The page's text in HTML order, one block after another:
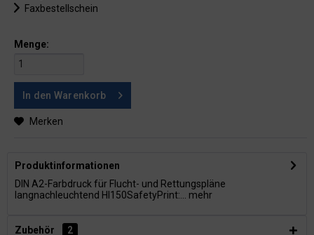
Faxbestellschein
Menge:
In den Warenkorb
Merken
Produktinformationen
DIN A2-Farbdruck für Flucht- und Rettungspläne
langnachleuchtend HI150SafetyPrint:...
mehr
Zubehör 2